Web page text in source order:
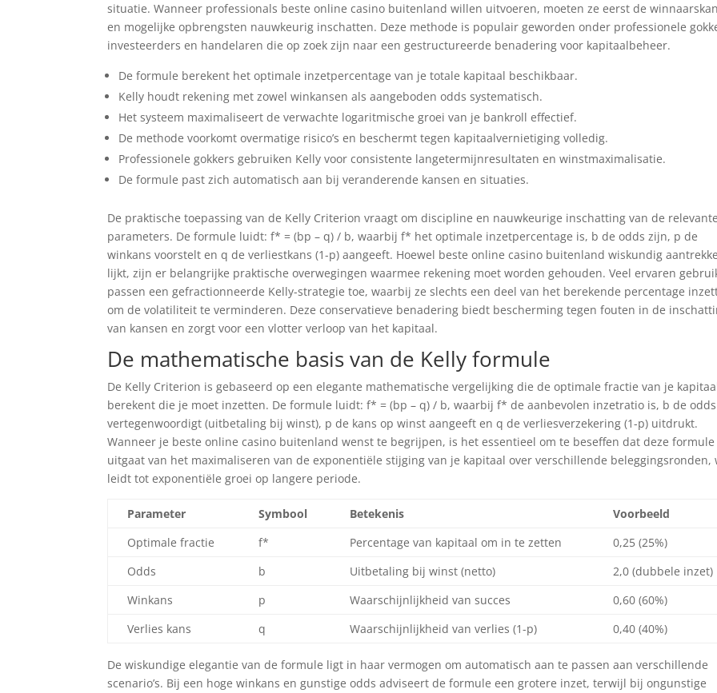
situatie. Wanneer professionals beste online casino buitenland willen uitvoeren, moeten ze eerst de
en mogelijke opbrengsten nauwkeurig inschatten. Deze methode is populair geworden onder professionele
investeerders en handelaren die op zoek zijn naar een gestructureerde benadering voor kapitaalbeheer.
De formule berekent het optimale inzetpercentage van je totale kapitaal beschikbaar.
Kelly houdt rekening met zowel winkansen als aangeboden odds systematisch.
Het systeem maximaliseert de verwachte logaritmische groei van je bankroll effectief.
De methode voorkomt overmatige risico’s en beschermt tegen kapitaalvernietiging volledig.
Professionele gokkers gebruiken Kelly voor consistente langetermijnresultaten en winstmaximalisatie.
De formule past zich automatisch aan bij veranderende kansen en situaties.
De praktische toepassing van de Kelly Criterion vraagt om discipline en nauwkeurige inschatting van de relevante
parameters. De formule luidt: f* = (bp – q) / b, waarbij f* het optimale inzetpercentage is, b de odds zijn, p de
winkans voorstelt en q de verliestkans (1-p) aangeeft. Hoewel beste online casino buitenland wiskundig
lijkt, zijn er belangrijke praktische overwegingen waarmee rekening moet worden gehouden. Veel ervaren
passen een gefractionneerde Kelly-strategie toe, waarbij ze slechts een deel van het berekende percentage
om de volatiliteit te verminderen. Deze conservatieve benadering biedt bescherming tegen fouten in de
van kansen en zorgt voor een vlotter verloop van het kapitaal.
De mathematische basis van de Kelly formule
De Kelly Criterion is gebaseerd op een elegante mathematische vergelijking die de optimale fractie van je
berekent die je moet inzetten. De formule luidt: f* = (bp – q) / b, waarbij f* de aanbevolen inzetratio is, b de odds
vertegenwoordigt (uitbetaling bij winst), p de kans op winst aangeeft en q de verliesverzekering (1-p) uitdrukt.
Wanneer je beste online casino buitenland wenst te begrijpen, is het essentieel om te beseffen dat deze formule
uitgaat van het maximaliseren van de exponentiële stijging van je kapitaal over verschillende beleggingsronden,
leidt tot exponentiële groei op langere periode.
Parameter Symbool Betekenis
Voorbeeld
Optimale fractie
f* Percentage van kapitaal om in te zetten
0,25 (25%)
Odds
b Uitbetaling bij winst (netto)
2,0 (dubbele inzet)
Winkans
p Waarschijnlijkheid van succes
0,60 (60%)
Verlies kans
q Waarschijnlijkheid van verlies (1-p) 0,40 (40%)
De wiskundige elegantie van de formule ligt in haar vermogen om automatisch aan te passen aan verschillende
scenario’s. Bij een hoge winkans en gunstige odds adviseert de formule een grotere inzet, terwijl bij ongunstige